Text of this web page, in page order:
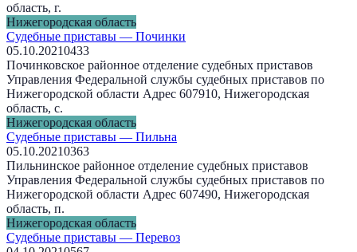
область, г.
Нижегородская область
Судебные приставы — Починки
05.10.20210433
Починковское районное отделение судебных приставов
Управления Федеральной службы судебных приставов по
Нижегородской области Адрес 607910, Нижегородская
область, с.
Нижегородская область
Судебные приставы — Пильна
05.10.20210363
Пильнинское районное отделение судебных приставов
Управления Федеральной службы судебных приставов по
Нижегородской области Адрес 607490, Нижегородская
область, п.
Нижегородская область
Судебные приставы — Перевоз